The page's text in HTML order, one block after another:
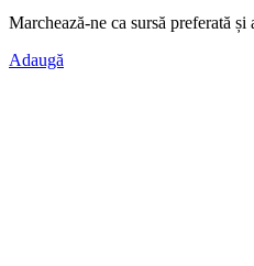
Marchează-ne ca sursă preferată și
Adaugă